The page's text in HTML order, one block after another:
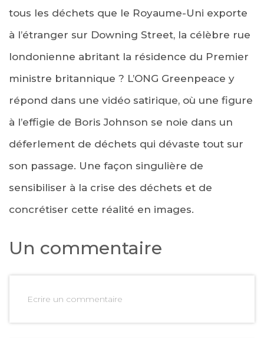
tous les déchets que le Royaume-Uni exporte
à l’étranger sur Downing Street, la célèbre rue
londonienne abritant la résidence du Premier
ministre britannique ? L’ONG Greenpeace y
répond dans une vidéo satirique, où une figure
à l’effigie de Boris Johnson se noie dans un
déferlement de déchets qui dévaste tout sur
son passage. Une façon singulière de
sensibiliser à la crise des déchets et de
concrétiser cette réalité en images.
Un commentaire
Ecrire un commentaire